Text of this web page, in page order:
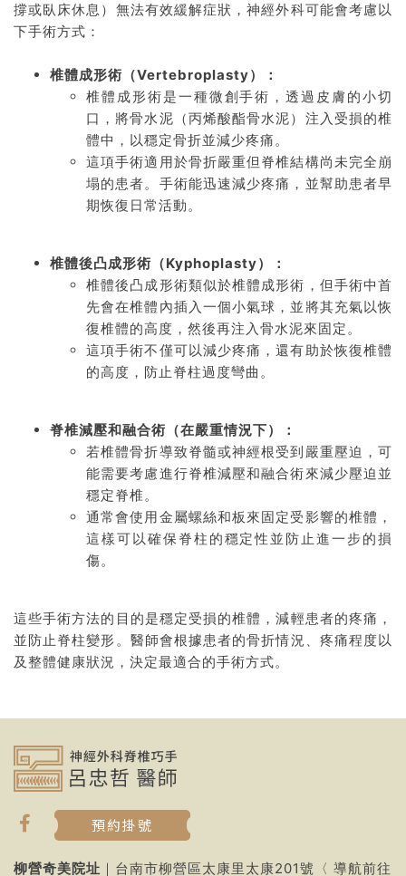
撐或臥床休息）無法有效緩解症狀，神經外科可能會考慮以
下手術方式：
椎體成形術（Vertebroplasty）：
椎體成形術是一種微創手術，透過皮膚的小切
口，將骨水泥（丙烯酸酯骨水泥）注入受損的椎
體中，以穩定骨折並減少疼痛。
這項手術適用於骨折嚴重但脊椎結構尚未完全崩
塌的患者。手術能迅速減少疼痛，並幫助患者早
期恢復日常活動。
椎體後凸成形術（Kyphoplasty）：
椎體後凸成形術類似於椎體成形術，但手術中首
先會在椎體內插入一個小氣球，並將其充氣以恢
復椎體的高度，然後再注入骨水泥來固定。
這項手術不僅可以減少疼痛，還有助於恢復椎體
的高度，防止脊柱過度彎曲。
脊椎減壓和融合術（在嚴重情況下）：
若椎體骨折導致脊髓或神經根受到嚴重壓迫，可
能需要考慮進行脊椎減壓和融合術來減少壓迫並
穩定脊椎。
通常會使用金屬螺絲和板來固定受影響的椎體，
這樣可以確保脊柱的穩定性並防止進一步的損
傷。
這些手術方法的目的是穩定受損的椎體，減輕患者的疼痛，
並防止脊柱變形。醫師會根據患者的骨折情況、疼痛程度以
及整體健康狀況，決定最適合的手術方式。
預約掛號
柳營奇美院址 ｜台南市柳營區太康里太康201號〈 導航前往